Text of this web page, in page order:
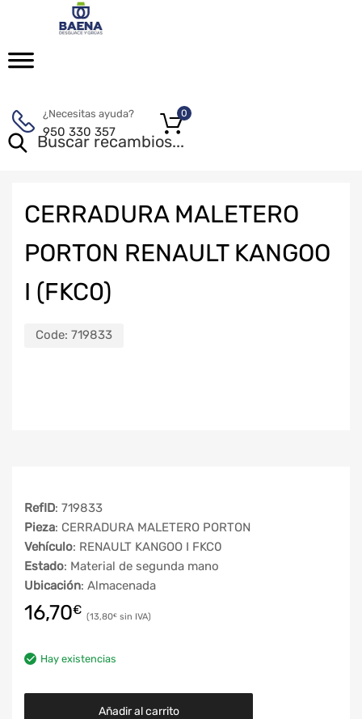
¿Necesitas ayuda?
950 330 357
0
CERRADURA MALETERO
PORTON RENAULT KANGOO
I (FKC0)
Code: 719833
RefID: 719833
Pieza: CERRADURA MALETERO PORTON
Vehículo: RENAULT KANGOO I FKC0
Estado: Material de segunda mano
Ubicación: Almacenada
16,70€ 13,80€
Hay existencias
Añadir al carrito